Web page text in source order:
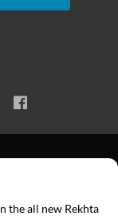
the all new Rekhta